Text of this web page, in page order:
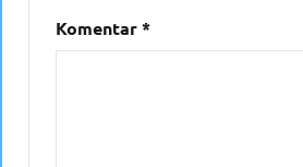
Komentar*